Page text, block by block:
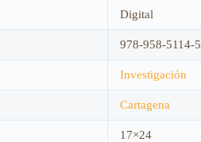
Digital
978-958-5114-
Investigación
Cartagena
17×24